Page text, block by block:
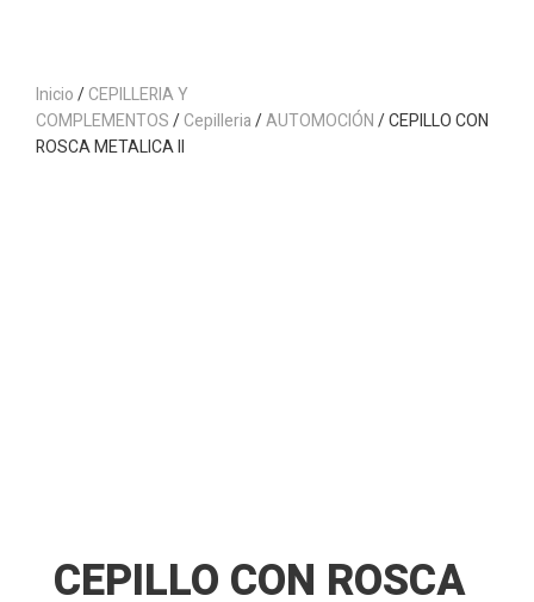
Inicio/CEPILLERIA Y
COMPLEMENTOS/Cepilleria/AUTOMOCIÓN/ CEPILLO CON
ROSCA METALICA II
CEPILLO CON ROSCA